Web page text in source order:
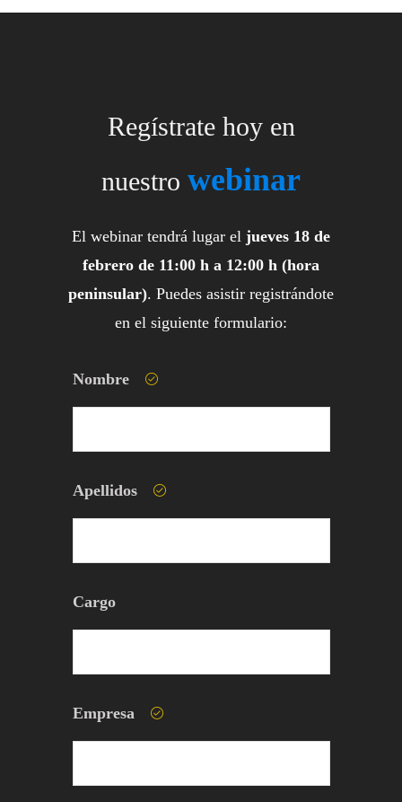
Regístrate hoy en
nuestro webinar
El webinar tendrá lugar el jueves 18 de
febrero de 11:00 h a 12:00 h (hora
peninsular). Puedes asistir registrándote
en el siguiente formulario:
Nombre
Apellidos
Cargo
Empresa